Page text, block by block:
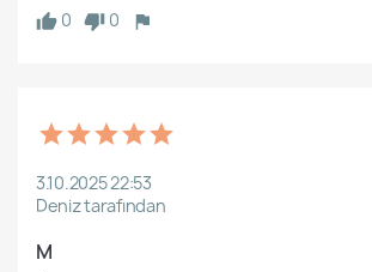
0
0
3.10.2025 22:53
Deniz tarafından
M